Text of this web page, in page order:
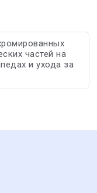
частей на
и ухода за